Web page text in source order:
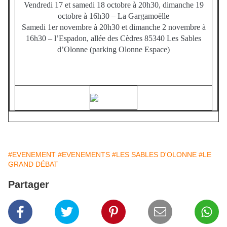
Vendredi 17 et samedi 18 octobre à 20h30, dimanche 19
octobre à 16h30 – La Gargamoëlle
Samedi 1er novembre à 20h30 et dimanche 2 novembre à
16h30 – l’Espadon, allée des Cèdres 85340 Les Sables
d’Olonne (parking Olonne Espace)
#EVENEMENT #EVENEMENTS #LES SABLES D'OLONNE #LE
GRAND DÉBAT
Partager